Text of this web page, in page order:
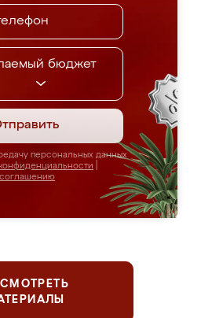
бюджет
персональных данных
соглашению